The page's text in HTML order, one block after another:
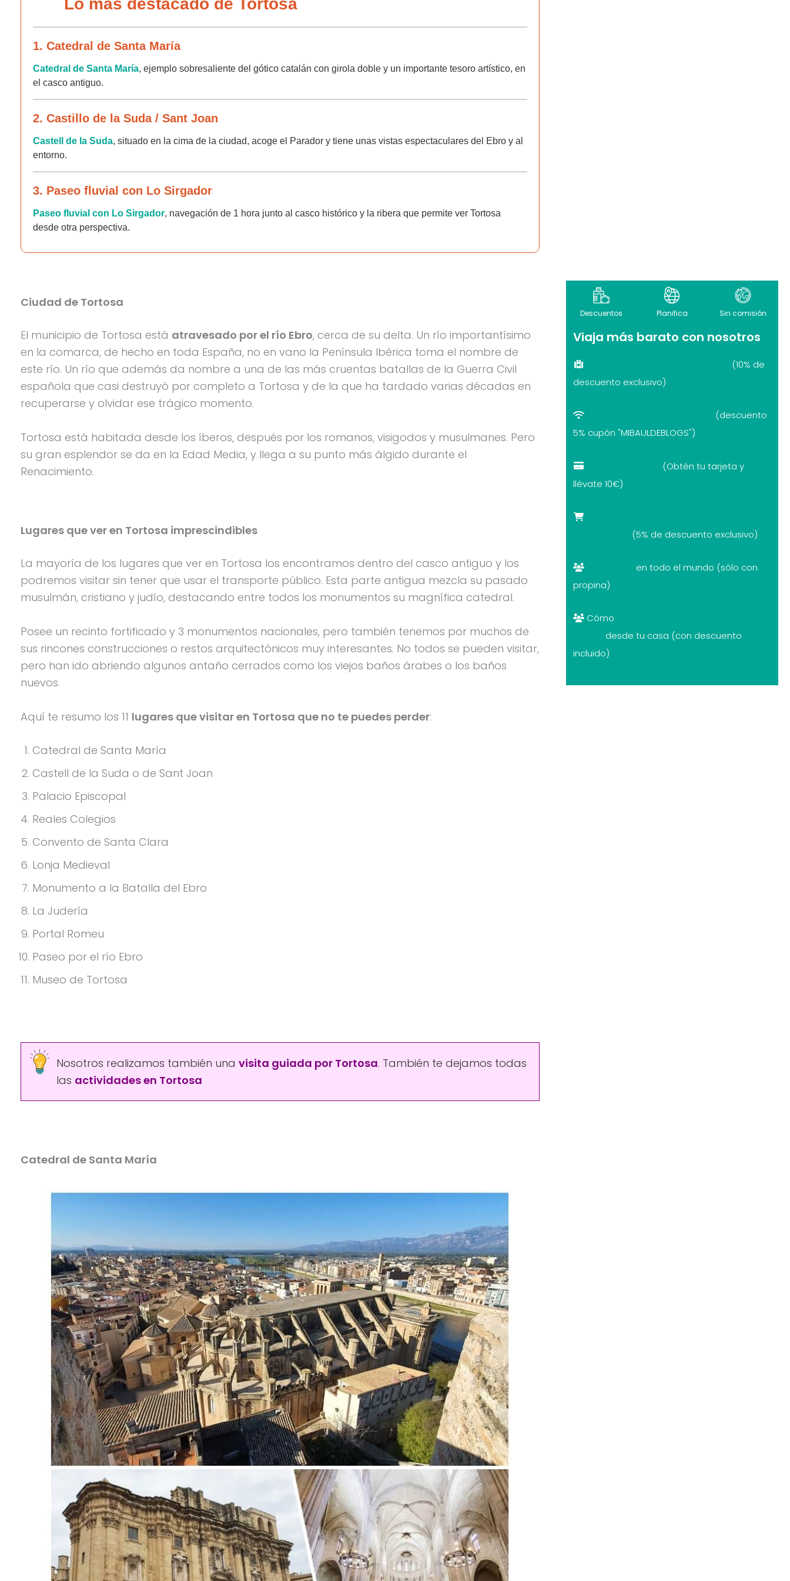
Lo más destacado de Tortosa
1. Catedral de Santa María
Catedral de Santa María, ejemplo sobresaliente del gótico catalán con girola doble y un importante tesoro artístico, en
el casco antiguo.
2. Castillo de la Suda / Sant Joan
Castell de la Suda, situado en la cima de la ciudad, acoge el Parador y tiene unas vistas espectaculares del Ebro y al
entorno.
3. Paseo fluvial con Lo Sirgador
Paseo fluvial con Lo Sirgador, navegación de 1 hora junto al casco histórico y la ribera que permite ver Tortosa
desde otra perspectiva.
Ciudad de Tortosa
El municipio de Tortosa está atravesado por el río Ebro, cerca de su delta. Un río importantísimo
en la comarca, de hecho en toda España, no en vano la Península Ibérica toma el nombre de
este río. Un río que además da nombre a una de las más cruentas batallas de la Guerra Civil
española que casi destruyó por completo a Tortosa y de la que ha tardado varias décadas en
recuperarse y olvidar ese trágico momento.
Tortosa está habitada desde los íberos, después por los romanos, visigodos y musulmanes. Pero
su gran esplendor se da en la Edad Media, y llega a su punto más álgido durante el
Renacimiento.
Lugares que ver en Tortosa imprescindibles
La mayoría de los lugares que ver en Tortosa los encontramos dentro del casco antiguo y los
podremos visitar sin tener que usar el transporte público. Esta parte antigua mezcla su pasado
musulmán, cristiano y judío, destacando entre todos los monumentos su magnífica catedral.
Posee un recinto fortificado y 3 monumentos nacionales, pero también tenemos por muchos de
sus rincones construcciones o restos arquitectónicos muy interesantes. No todos se pueden visitar,
pero han ido abriendo algunos antaño cerrados como los viejos baños árabes o los baños
nuevos.
Aquí te resumo los 11 lugares que visitar en Tortosa que no te puedes perder:
Catedral de Santa María
Castell de la Suda o de Sant Joan
Palacio Episcopal
Reales Colegios
Convento de Santa Clara
Lonja Medieval
Monumento a la Batalla del Ebro
La Judería
Portal Romeu
Paseo por el río Ebro
Museo de Tortosa
Nosotros realizamos también una visita guiada por Tortosa. También te dejamos todas
las actividades en Tortosa
Catedral de Santa María
Descuentos Planifica Sin comisión
Viaja más barato con nosotros
(10% de
descuento exclusivo)
(descuento
5% cupón "MIBAULDEBLOGS")
(Obtén tu tarjeta y
llévate 10€)
(5% de descuento exclusivo)
en todo el mundo (sólo con
propina)
Cómo
desde tu casa (con descuento
incluido)